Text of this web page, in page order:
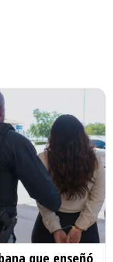
que enseñó